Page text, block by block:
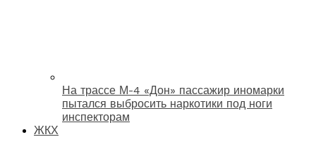
На трассе М-4 «Дон» пассажир иномарки
пытался выбросить наркотики под ноги
инспекторам
ЖКХ